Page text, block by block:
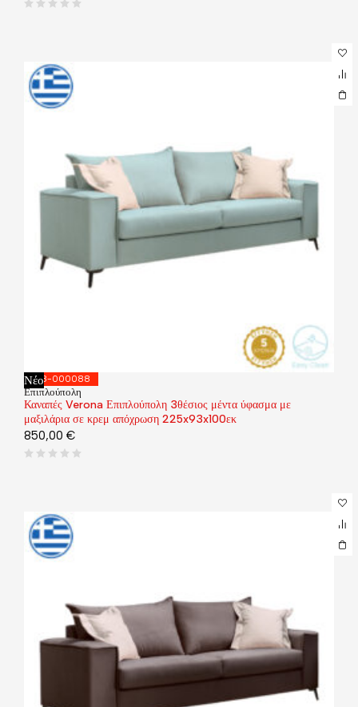
Νέο168-000088
Επιπλούπολη
Καναπές Verona Επιπλούπολη 3θέσιος μέντα ύφασμα με
μαξιλάρια σε κρεμ απόχρωση 225x93x100εκ
850,00 €